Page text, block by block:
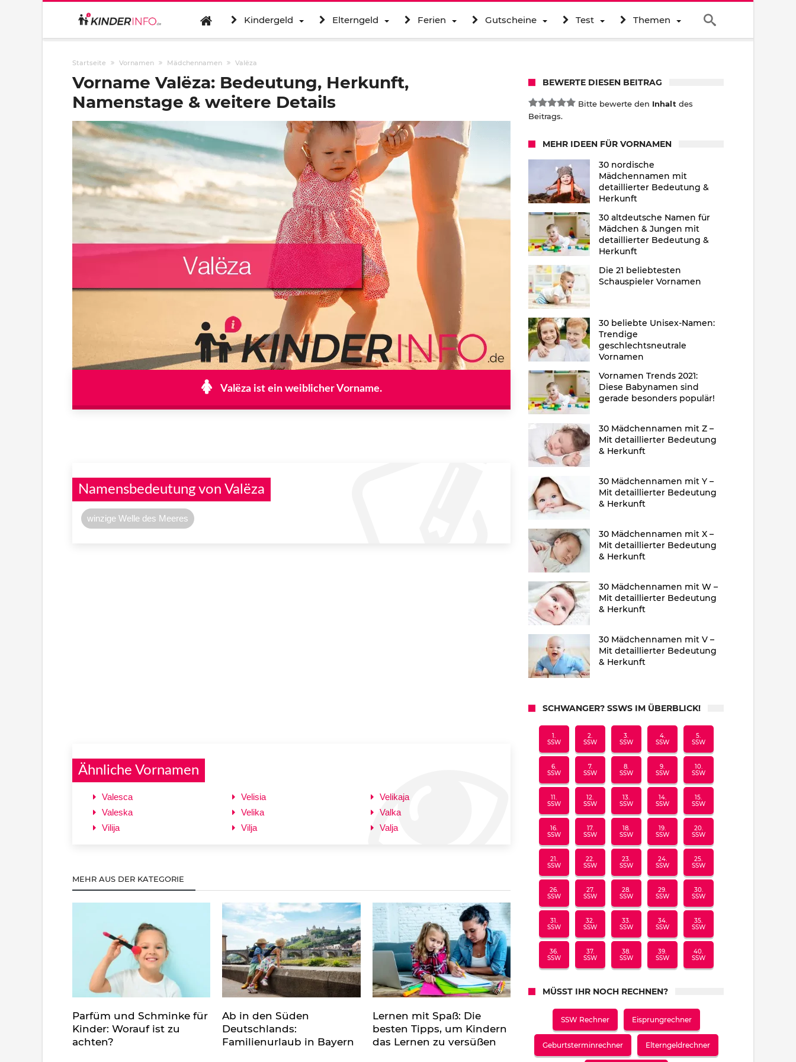
Kindergeld Elterngeld Ferien Gutscheine Test Themen
Startseite Vornamen Mädchennamen Valëza
Vorname Valëza: Bedeutung, Herkunft,
Namenstage & weitere Details
Valëza ist ein weiblicher Vorname.
Namensbedeutung von Valëza
winzige Welle des Meeres
Ähnliche Vornamen
Valesca
Valeska
Vilija
Velisia
Velika
Vilja
Velikaja
Valka
Valja
MEHR AUS DER KATEGORIE
Parfüm und Schminke für
Kinder: Worauf ist zu
achten?
Ab in den Süden
Deutschlands:
Familienurlaub in Bayern
Lernen mit Spaß: Die
besten Tipps, um Kindern
das Lernen zu versüßen
BEWERTE DIESEN BEITRAG
Bitte bewerte den Inhalt des
Beitrags.
MEHR IDEEN FÜR VORNAMEN
30 nordische
Mädchennamen mit
detaillierter Bedeutung &
Herkunft
30 altdeutsche Namen für
Mädchen & Jungen mit
detaillierter Bedeutung &
Herkunft
Die 21 beliebtesten
Schauspieler Vornamen
30 beliebte Unisex-Namen:
Trendige
geschlechtsneutrale
Vornamen
Vornamen Trends 2021:
Diese Babynamen sind
gerade besonders populär!
30 Mädchennamen mit Z –
Mit detaillierter Bedeutung
& Herkunft
30 Mädchennamen mit Y –
Mit detaillierter Bedeutung
& Herkunft
30 Mädchennamen mit X –
Mit detaillierter Bedeutung
& Herkunft
30 Mädchennamen mit W –
Mit detaillierter Bedeutung
& Herkunft
30 Mädchennamen mit V –
Mit detaillierter Bedeutung
& Herkunft
SCHWANGER? SSWS IM ÜBERBLICK!
1.
SSW
2.
SSW
3.
SSW
4.
SSW
5.
SSW
6.
SSW
7.
SSW
8.
SSW
9.
SSW
10.
SSW
11.
SSW
12.
SSW
13.
SSW
14.
SSW
15.
SSW
16.
SSW
17.
SSW
18.
SSW
19.
SSW
20.
SSW
21.
SSW
22.
SSW
23.
SSW
24.
SSW
25.
SSW
26.
SSW
27.
SSW
28.
SSW
29.
SSW
30.
SSW
31.
SSW
32.
SSW
33.
SSW
34.
SSW
35.
SSW
36.
SSW
37.
SSW
38.
SSW
39.
SSW
40.
SSW
MÜSST IHR NOCH RECHNEN?
SSW Rechner Eisprungrechner
Geburtsterminrechner Elterngeldrechner